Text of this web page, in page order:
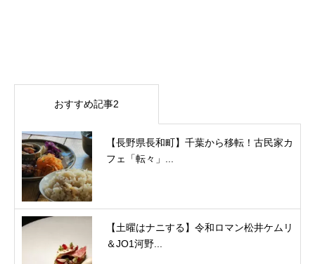
おすすめ記事2
【長野県長和町】千葉から移転！古民家カ
フェ「転々」...
【土曜はナニする】令和ロマン松井ケムリ
＆JO1河野...